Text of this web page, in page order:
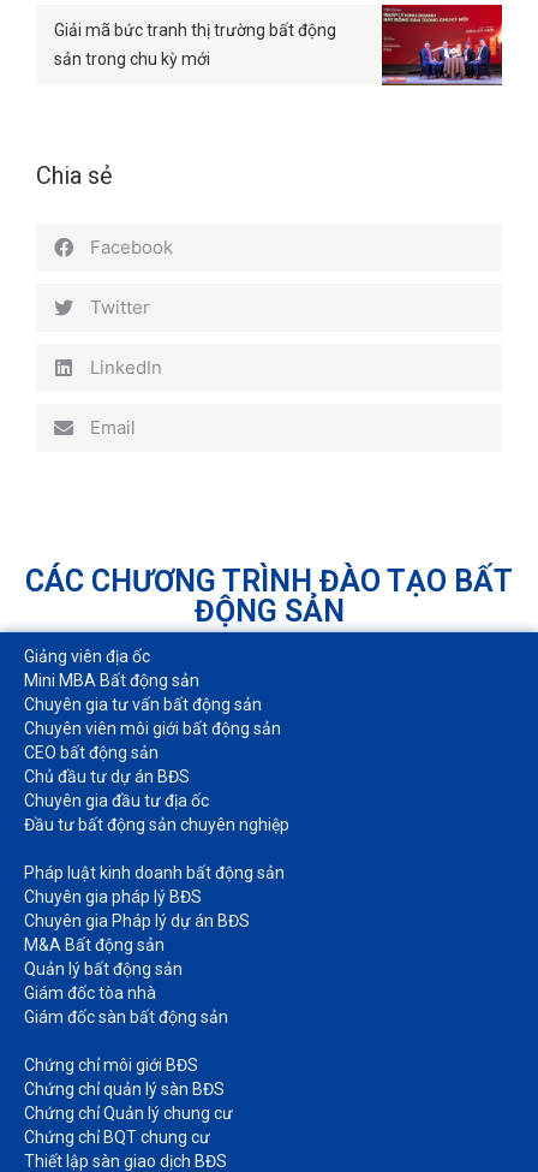
Giải mã bức tranh thị trường bất động
sản trong chu kỳ mới
Chia sẻ
Facebook
Twitter
LinkedIn
Email
CÁC CHƯƠNG TRÌNH ĐÀO TẠO BẤT
ĐỘNG SẢN
Giảng viên địa ốc
Mini MBA Bất động sản
Chuyên gia tư vấn bất động sản
Chuyên viên môi giới bất động sản​
CEO bất động sản
Chủ đầu tư dự án BĐS
Chuyên gia đầu tư địa ốc​
Đầu tư bất động sản chuyên nghiệp
Pháp luật kinh doanh bất động sản​
Chuyên gia pháp lý BĐS
Chuyên gia Pháp lý dự án BĐS
M&A Bất động sản​
Quản lý bất động sản
Giám đốc tòa nhà​
Giám đốc sàn bất động sản
Chứng chỉ môi giới BĐS​
Chứng chỉ quản lý sàn BĐS
Chứng chỉ Quản lý chung cư​
Chứng chỉ BQT chung cư​
Thiết lập sàn giao dịch BĐS​